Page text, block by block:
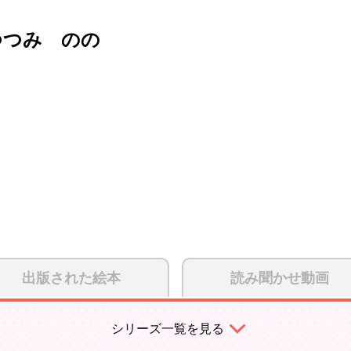
つみ のの
出版された絵本 読み聞かせ動画
シリーズ一覧を見る